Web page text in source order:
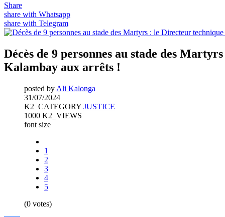
Share
share with Whatsapp
share with Telegram
Décès de 9 personnes au stade des
Kalambay aux arrêts !
posted by Ali Kalonga
31/07/2024
K2_CATEGORY JUSTICE
1000 K2_VIEWS
font size
1
2
3
4
5
(0 votes)